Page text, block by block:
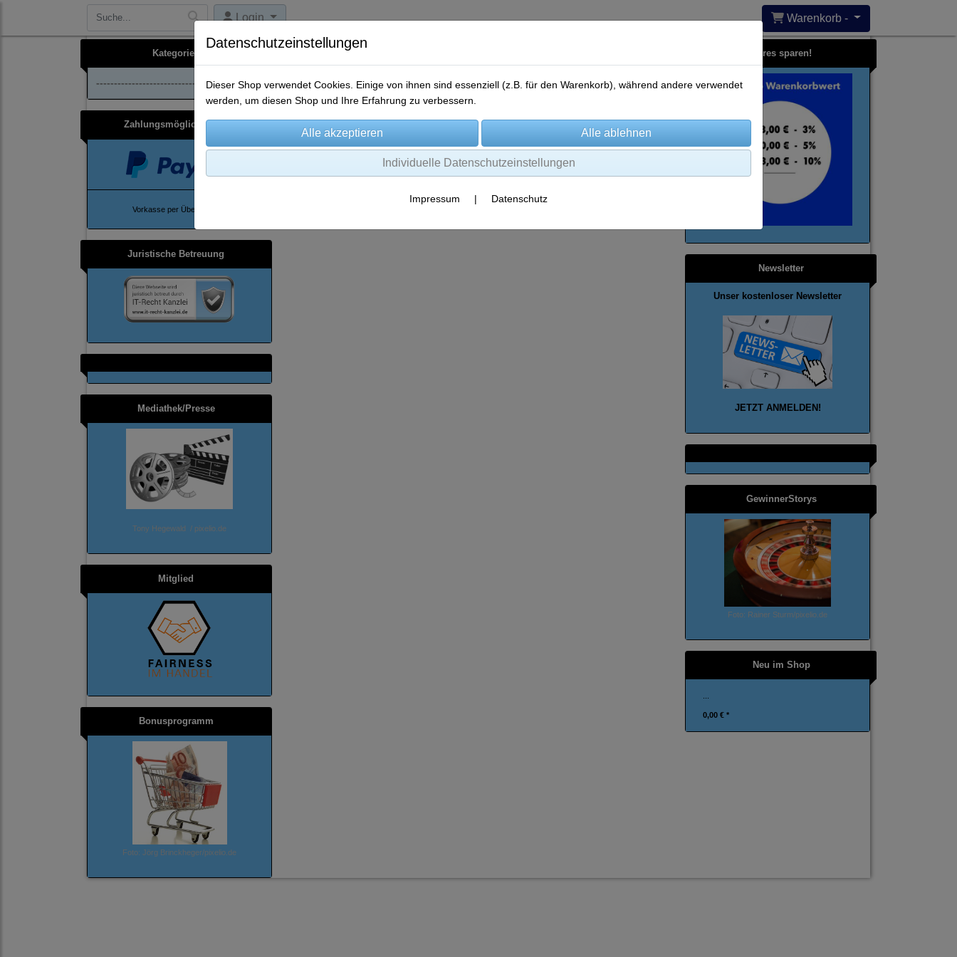
Login Warenkorb -
Kategorien
--------------------------------
Zahlungsmöglichkeiten
Vorkasse per Überweisung
Juristische Betreuung
Mediathek/Presse
Tony Hegewald / pixelio.de
Mitglied
Bonusprogramm
Foto: Jörg Brinckheger/pixelio.de
Home Produkte Kontakt
Es wurden leider keine Produkte gefunden.
Bares sparen!
Newsletter
Unser kostenloser Newsletter
JETZT ANMELDEN!
GewinnerStorys
Foto: Rainer Sturm/pixelio.de
Neu im Shop
0,00 € *
Datenschutzeinstellungen
Dieser Shop verwendet Cookies. Einige von ihnen sind essenziell (z.B. für den Warenkorb), während andere verwendet
werden, um diesen Shop und Ihre Erfahrung zu verbessern.
Individuelle Datenschutzeinstellungen
Impressum | Datenschutz